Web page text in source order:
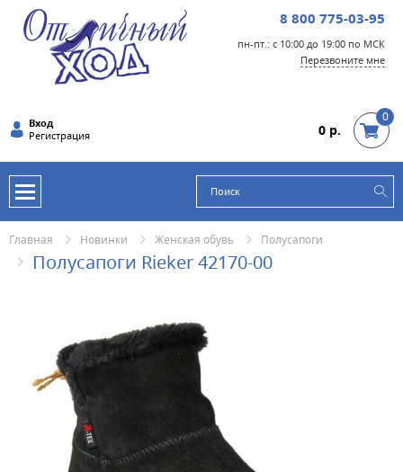
8 800 775-03-95
пн-пт.: с 10:00 до 19:00 по МСК
Перезвоните мне
Вход
Регистрация
0 р.
0
Главная Новинки Женская обувь Полусапоги
Полусапоги Rieker 42170-00